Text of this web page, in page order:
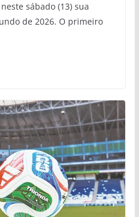
sábado (13) sua
de 2026. O primeiro